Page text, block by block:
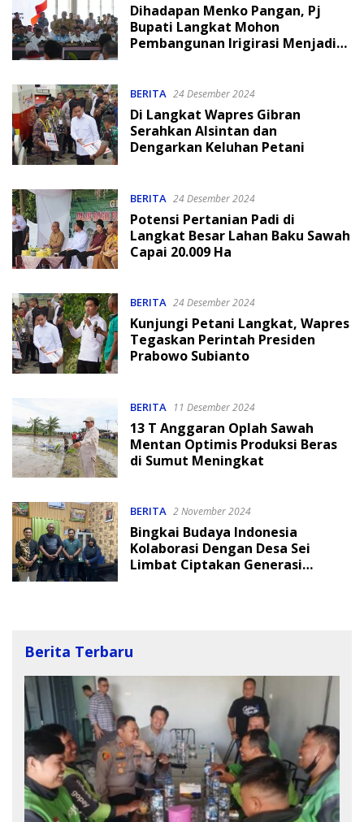
Dihadapan Menko Pangan, Pj
Bupati Langkat Mohon
Pembangunan Irigirasi Menjadi
BERITA 24 Desember 2024
Di Langkat Wapres Gibran
Serahkan Alsintan dan
Dengarkan Keluhan Petani
BERITA 24 Desember 2024
Potensi Pertanian Padi di
Langkat Besar Lahan Baku Sawah
Capai 20.009 Ha
BERITA 24 Desember 2024
Kunjungi Petani Langkat, Wapres
Tegaskan Perintah Presiden
Prabowo Subianto
BERITA 11 Desember 2024
13 T Anggaran Oplah Sawah
Mentan Optimis Produksi Beras
di Sumut Meningkat
BERITA 2 November 2024
Bingkai Budaya Indonesia
Kolaborasi Dengan Desa Sei
Limbat Ciptakan Generasi
Berita Terbaru